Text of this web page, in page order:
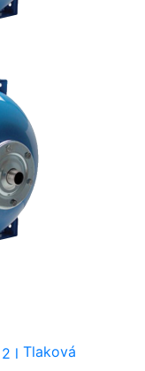
Tlaková